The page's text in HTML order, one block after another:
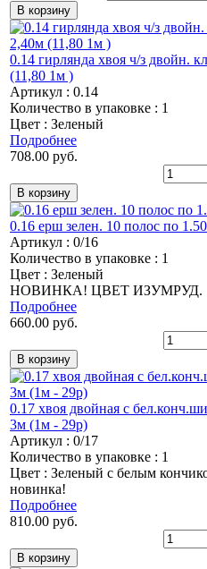
0.14 гирлянда хвоя ч/з двойн.
(11,80 1м )
Артикул : 0.14
Количество в упаковке : 1
Цвет : Зеленый
Подробнее
708.00 руб.
0.16 ерш зелен. 10 полос по
Артикул : 0/16
Количество в упаковке : 1
Цвет : Зеленый
НОВИНКА! ЦВЕТ ИЗУМРУД.
Подробнее
660.00 руб.
0.17 хвоя двойная с
3м (1м - 29р)
Артикул : 0/17
Количество в упаковке : 1
Цвет : Зеленый с белым
новинка!
Подробнее
810.00 руб.